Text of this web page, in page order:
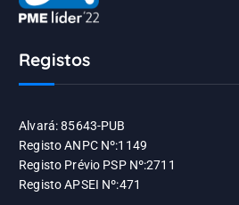
Registos
Alvará: 85643-PUB
Registo ANPC Nº:1149
Registo Prévio PSP Nº:2711
Registo APSEI Nº:471